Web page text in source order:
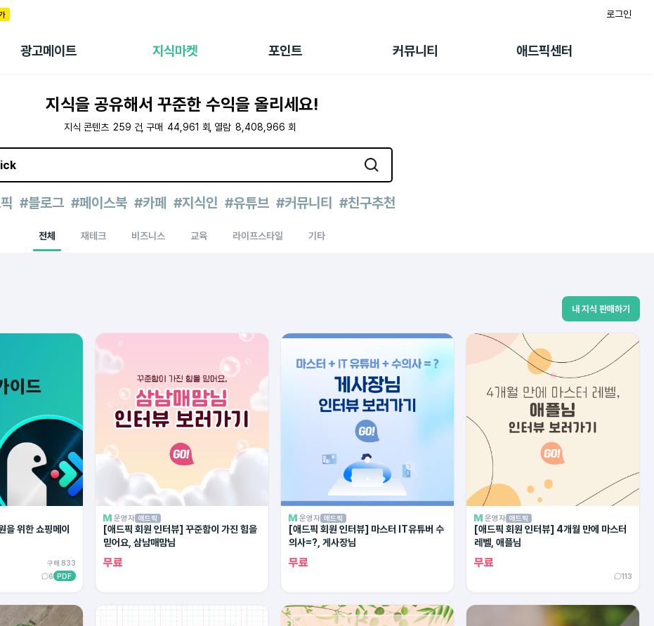
로그인
광고메이트 지식마켓 포인트 커뮤니티 애드픽센터
광고리포트
출석 룰렛
후원
이용내역
랭킹
멤버십 센터
지식을 공유해서 꾸준한 수익을 올리세요!
지식 콘텐츠 259 건 구매 44,961 회 열람 8,408,966 회
#블로그 #페이스북 #카페 #지식인 #유튜브 #커뮤니티 #친구추천
전체 재테크 비즈니스 교육 라이프스타일 기타
내 지식 판매하기
을 위한 쇼핑메이
구매 833
6 PDF
운영자 애드픽
[애드픽 회원 인터뷰] 꾸준함이 가진 힘을
믿어요, 삼남매맘님
무료
운영자 애드픽
[애드픽 회원 인터뷰] 마스터 IT유튜버 수
의사=?, 게사장님
무료
운영자 애드픽
[애드픽 회원 인터뷰] 4개월 만에 마스터
레벨, 애플님
무료
113